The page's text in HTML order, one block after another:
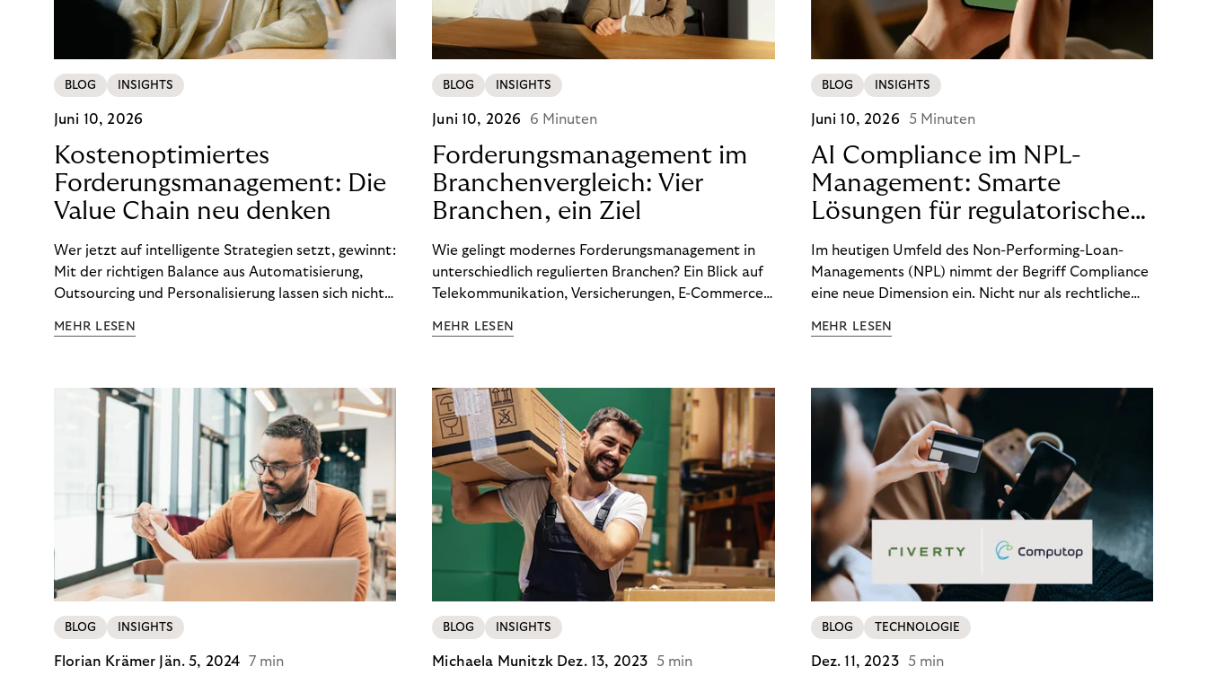
BLOG INSIGHTS
Juni 10, 2026
Kostenoptimiertes
Forderungsmanagement: Die
Value Chain neu denken
Wer jetzt auf intelligente Strategien setzt, gewinnt:
Mit der richtigen Balance aus Automatisierung,
Outsourcing und Personalisierung lassen sich nicht
Ergebnisse sichern. Riverty zeigt, wie Recovery-
MEHR LESEN
BLOG INSIGHTS
Juni 10, 2026 6 Minuten
Forderungsmanagement im
Branchenvergleich: Vier
Branchen, ein Ziel
Wie gelingt modernes Forderungsmanagement in
unterschiedlich regulierten Branchen? Ein Blick auf
Telekommunikation, Versicherungen, E-Commerce
wirksam reduzieren will, braucht keine
MEHR LESEN
BLOG INSIGHTS
Juni 10, 2026 5 Minuten
AI Compliance im NPL-
Management: Smarte
Lösungen für regulatorische
Sicherheit
Im heutigen Umfeld des Non-Performing-Loan-
Managements (NPL) nimmt der Begriff Compliance
eine neue Dimension ein. Nicht nur als rechtliche
Wettbewerbsvorteil. In einem Umfeld steigender
(DSGVO) – geraten viele Unternehmen an die
Grenzen traditioneller Compliance-Mechanismen.
MEHR LESEN
BLOG INSIGHTS
Florian Krämer Jän. 5, 2024 7 min
BLOG INSIGHTS
Michaela Munitzk Dez. 13, 2023 5 min
BLOG TECHNOLOGIE
Dez. 11, 2023 5 min